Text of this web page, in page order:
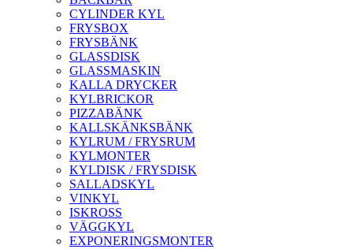
CYLINDER KYL
FRYSBOX
FRYSBÄNK
GLASSDISK
GLASSMASKIN
KALLA DRYCKER
KYLBRICKOR
PIZZABÄNK
KALLSKÄNKSBÄNK
KYLRUM / FRYSRUM
KYLMONTER
KYLDISK / FRYSDISK
SALLADSKYL
VINKYL
ISKROSS
VÄGGKYL
EXPONERINGSMONTER